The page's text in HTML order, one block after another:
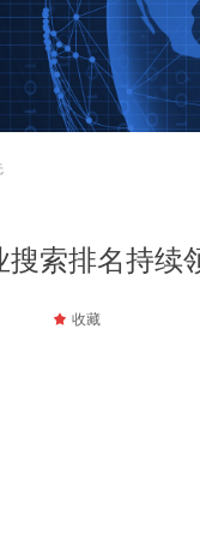
搜索排名持续
끄 收藏